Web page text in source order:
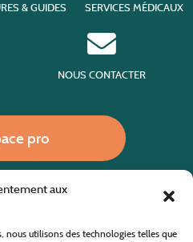
aux
nous utilisons des technologies telles que
& GUIDES SERVICES MÉDICAUX
NOUS CONTACTER
pro